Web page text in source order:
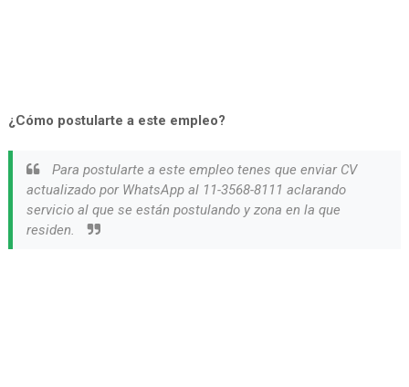
¿Cómo postularte a este empleo?
Para postularte a este empleo tenes que enviar CV
actualizado por WhatsApp al 11-3568-8111 aclarando
servicio al que se están postulando y zona en la que
residen.